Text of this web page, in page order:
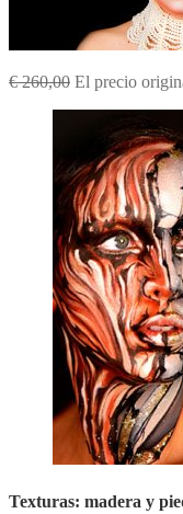
€260,00 El precio
Texturas: madera y